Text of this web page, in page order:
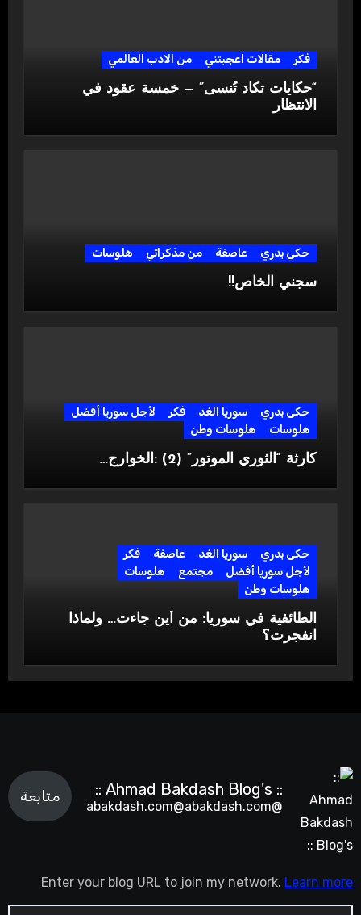
فكر مقالات اعجبتني من الادب العالمي
“حكايات تكاد تُنسى” — خمسة عقود في
الانتظار
حكى بدري عاصفة من مذكراتي هلوسات
سجني الخاص!!
حكى بدري سوريا الغد فكر
لأجل سوريا أفضل
هلوسات
هلوسات وطن
كارثة “الثوري الموتور” (2) :الخوارج…
حكى بدري سوريا الغد عاصفة
فكر
لأجل سوريا أفضل
مجتمع
هلوسات
هلوسات وطن
الطائفية في سوريا: من أين جاءت… ولماذا
انفجرت؟
:: Ahmad Bakdash Blog's ::
@abakdash.com@abakdash.com
متابعة
Enter your blog URL to join my network. Learn more